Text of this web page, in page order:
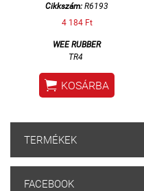
Cikkszám: R6193
4 184 Ft
WEE RUBBER
TR4
 KOSÁRBA
TERMÉKEK
FACEBOOK